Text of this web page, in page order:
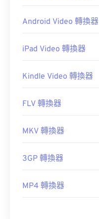
Android Video 轉換器
iPad Video 轉換器
Kindle Video 轉換器
FLV 轉換器
MKV 轉換器
3GP 轉換器
MP4 轉換器